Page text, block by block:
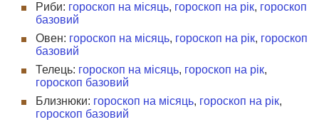
Риби: гороскоп на місяць, гороскоп на рік, гороскоп
базовий
Овен: гороскоп на місяць, гороскоп на рік, гороскоп
базовий
Телець: гороскоп на місяць, гороскоп на рік,
гороскоп базовий
Близнюки: гороскоп на місяць, гороскоп на рік,
гороскоп базовий